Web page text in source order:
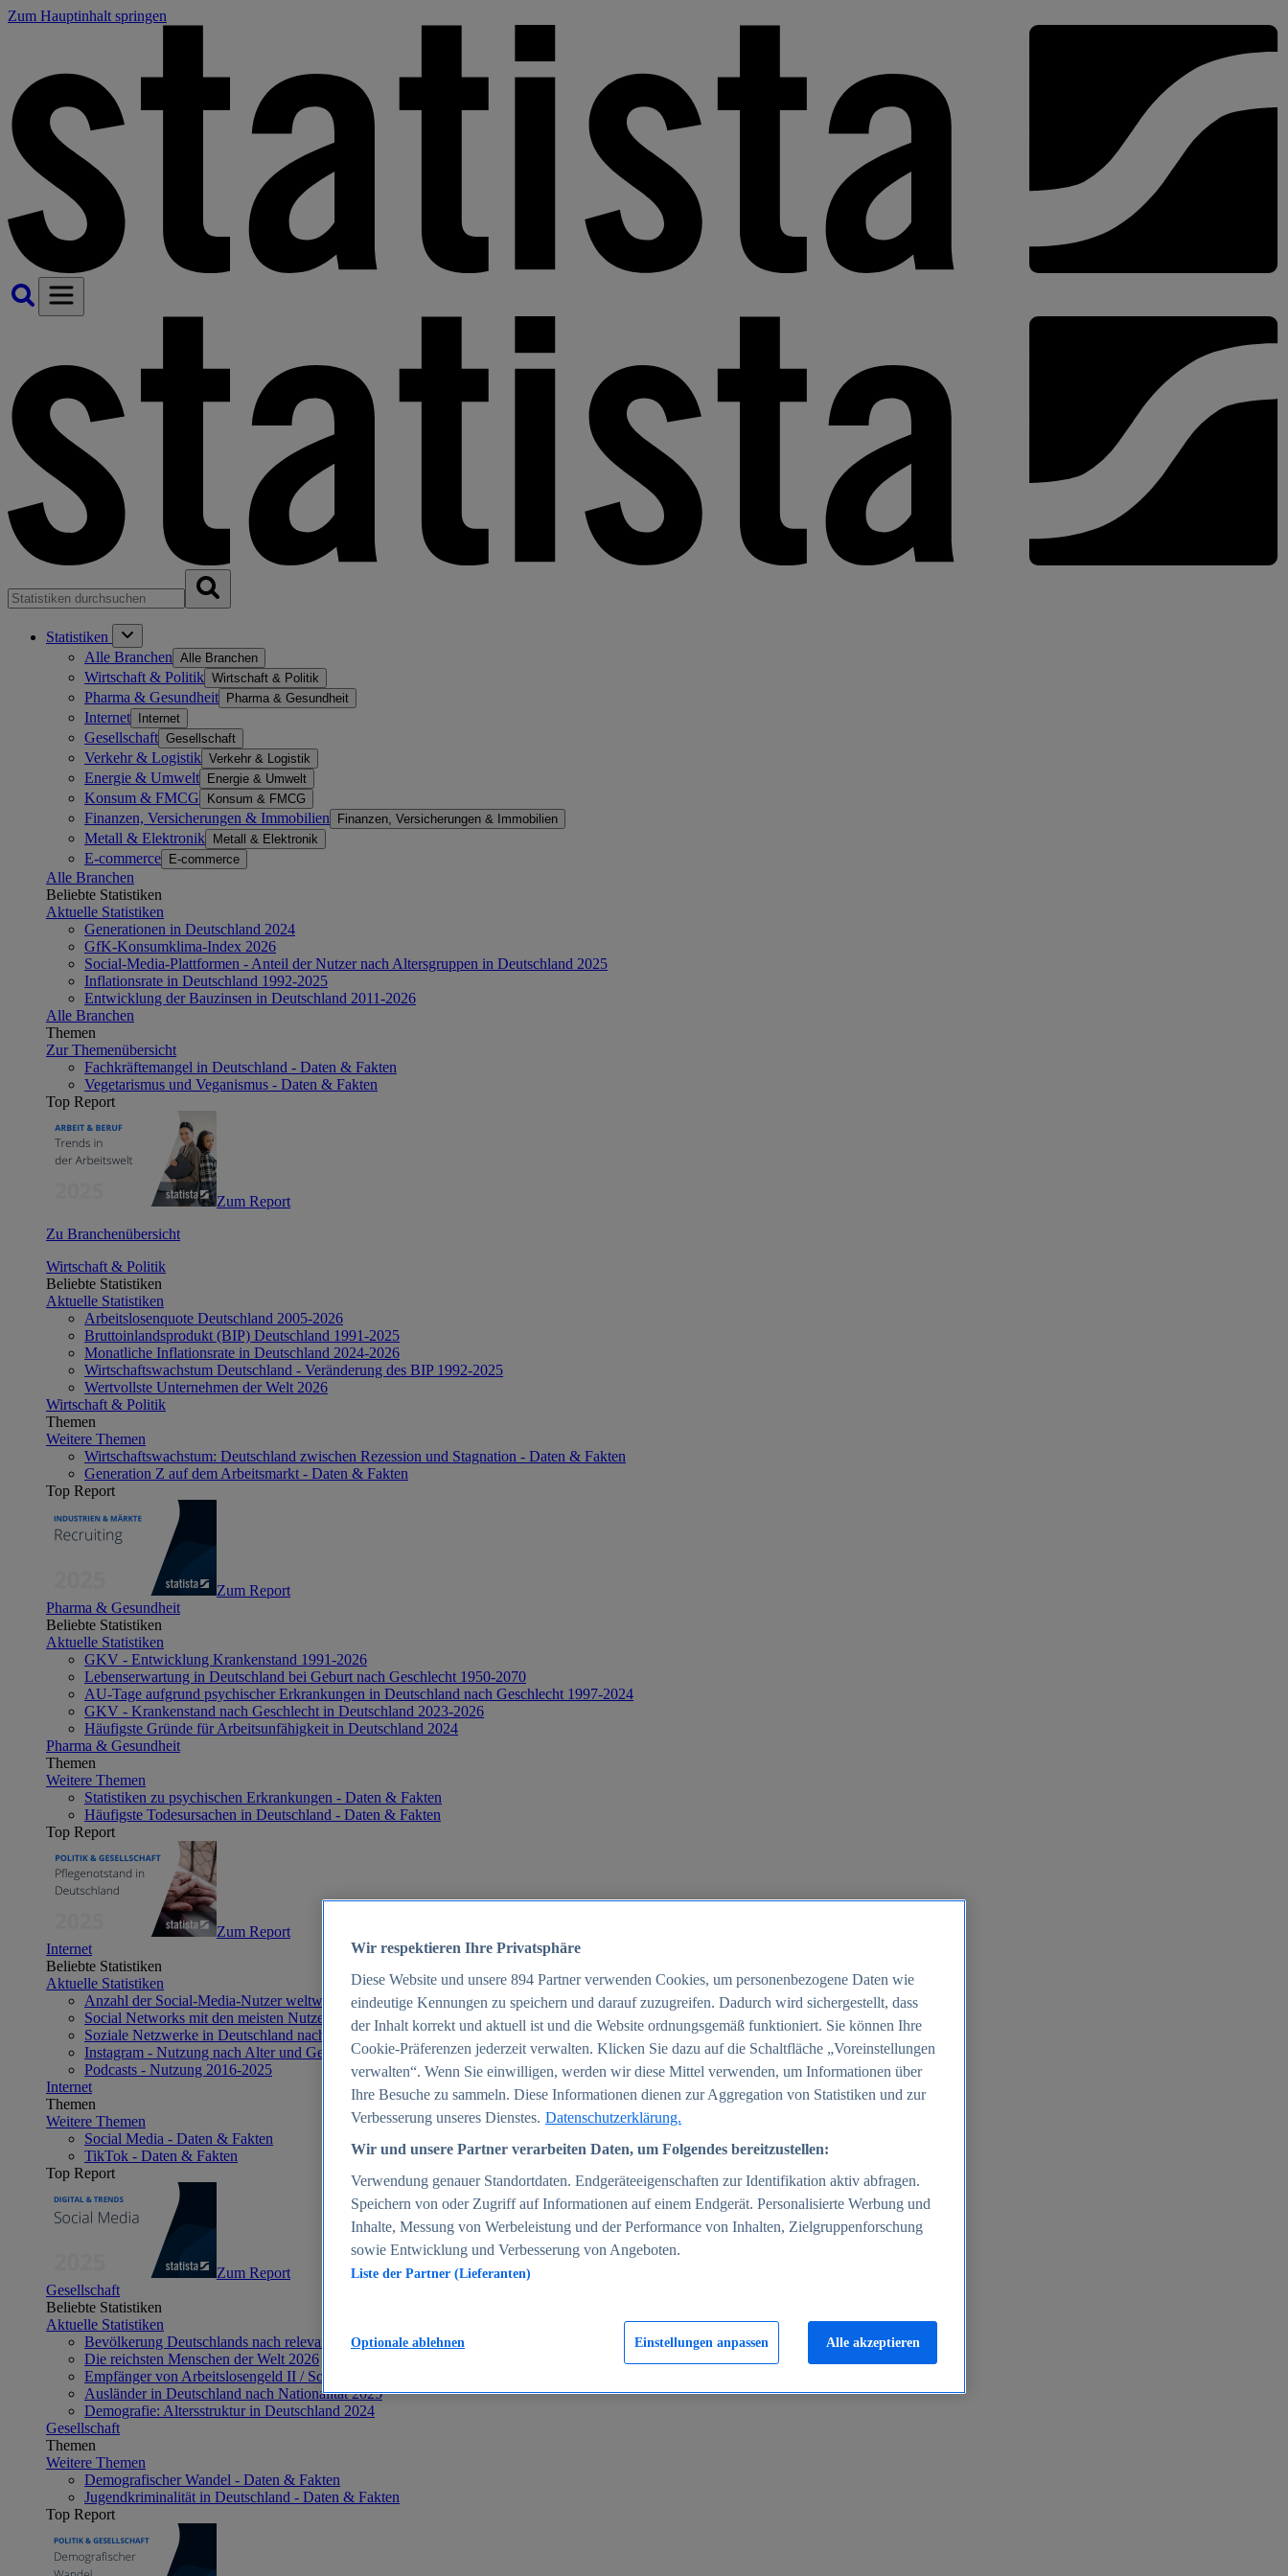
Zum Hauptinhalt springen
Statistiken
Alle Branchen Alle Branchen
Wirtschaft & Politik Wirtschaft & Politik
Pharma & Gesundheit Pharma & Gesundheit
Internet Internet
Gesellschaft Gesellschaft
Verkehr & Logistik Verkehr & Logistik
Energie & Umwelt Energie & Umwelt
Konsum & FMCG Konsum & FMCG
Finanzen, Versicherungen & Immobilien Finanzen, Versicherungen & Immobilien
Metall & Elektronik Metall & Elektronik
E-commerce E-commerce
Alle Branchen
Beliebte Statistiken
Aktuelle Statistiken
Generationen in Deutschland 2024
GfK-Konsumklima-Index 2026
Social-Media-Plattformen - Anteil der Nutzer nach Altersgruppen in Deutschland 2025
Inflationsrate in Deutschland 1992-2025
Entwicklung der Bauzinsen in Deutschland 2011-2026
Alle Branchen
Themen
Zur Themenübersicht
Fachkräftemangel in Deutschland - Daten & Fakten
Vegetarismus und Veganismus - Daten & Fakten
Top Report
Zum Report
Zu Branchenübersicht
Wirtschaft & Politik
Beliebte Statistiken
Aktuelle Statistiken
Arbeitslosenquote Deutschland 2005-2026
Bruttoinlandsprodukt (BIP) Deutschland 1991-2025
Monatliche Inflationsrate in Deutschland 2024-2026
Wirtschaftswachstum Deutschland - Veränderung des BIP 1992-2025
Wertvollste Unternehmen der Welt 2026
Wirtschaft & Politik
Themen
Weitere Themen
Wirtschaftswachstum: Deutschland zwischen Rezession und Stagnation - Daten & Fakten
Generation Z auf dem Arbeitsmarkt - Daten & Fakten
Top Report
Zum Report
Pharma & Gesundheit
Beliebte Statistiken
Aktuelle Statistiken
GKV - Entwicklung Krankenstand 1991-2026
Lebenserwartung in Deutschland bei Geburt nach Geschlecht 1950-2070
AU-Tage aufgrund psychischer Erkrankungen in Deutschland nach Geschlecht 1997-2024
GKV - Krankenstand nach Geschlecht in Deutschland 2023-2026
Häufigste Gründe für Arbeitsunfähigkeit in Deutschland 2024
Pharma & Gesundheit
Themen
Weitere Themen
Statistiken zu psychischen Erkrankungen - Daten & Fakten
Häufigste Todesursachen in Deutschland - Daten & Fakten
Top Report
Zum Report
Internet
Beliebte Statistiken
Aktuelle Statistiken
Anzahl der Social-Media-Nutzer weltweit 2012-2025
Social Networks mit den meisten Nutzern weltweit 2025
Soziale Netzwerke in Deutschland nach Generationen 2025
Instagram - Nutzung nach Alter und Geschlecht in Deutschland 2025
Podcasts - Nutzung 2016-2025
Internet
Themen
Weitere Themen
Social Media - Daten & Fakten
TikTok - Daten & Fakten
Top Report
Zum Report
Gesellschaft
Beliebte Statistiken
Aktuelle Statistiken
Bevölkerung Deutschlands nach relevanten Altersgruppen 2024
Die reichsten Menschen der Welt 2026
Empfänger von Arbeitslosengeld II / Sozialgeld / Bürgergeld in Deutschland 2005-2025
Ausländer in Deutschland nach Nationalität 2025
Demografie: Altersstruktur in Deutschland 2024
Gesellschaft
Themen
Weitere Themen
Demografischer Wandel - Daten & Fakten
Jugendkriminalität in Deutschland - Daten & Fakten
Top Report
Wir respektieren Ihre Privatsphäre
Diese Website und unsere 894 Partner verwenden Cookies, um personenbezogene Daten wie
eindeutige Kennungen zu speichern und darauf zuzugreifen. Dadurch wird sichergestellt, dass
der Inhalt korrekt und aktuell ist und die Website ordnungsgemäß funktioniert. Sie können Ihre
Cookie-Präferenzen jederzeit verwalten. Klicken Sie dazu auf die Schaltfläche „Voreinstellungen
verwalten“. Wenn Sie einwilligen, werden wir diese Mittel verwenden, um Informationen über
Ihre Besuche zu sammeln. Diese Informationen dienen zur Aggregation von Statistiken und zur
Verbesserung unseres Dienstes. Datenschutzerklärung.
Wir und unsere Partner verarbeiten Daten, um Folgendes bereitzustellen:
Verwendung genauer Standortdaten. Endgeräteeigenschaften zur Identifikation aktiv abfragen.
Speichern von oder Zugriff auf Informationen auf einem Endgerät. Personalisierte Werbung und
Inhalte, Messung von Werbeleistung und der Performance von Inhalten, Zielgruppenforschung
sowie Entwicklung und Verbesserung von Angeboten.
Liste der Partner (Lieferanten)
Einstellungen anpassen
Optionale ablehnen Alle akzeptieren